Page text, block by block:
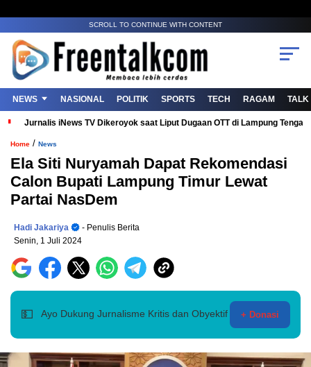
SCROLL TO CONTINUE WITH CONTENT
NEWS NASIONAL POLITIK SPORTS TECH RAGAM TALK
Jurnalis iNews TV Dikeroyok saat Liput Dugaan OTT di Lampung
Home / News
Ela Siti Nuryamah Dapat Rekomendasi
Calon Bupati Lampung Timur Lewat
Partai NasDem
Hadi Jakariya
- Penulis Berita
Senin, 1 Juli 2024
💵 Ayo Dukung Jurnalisme Kritis dan Obyektif + Donasi